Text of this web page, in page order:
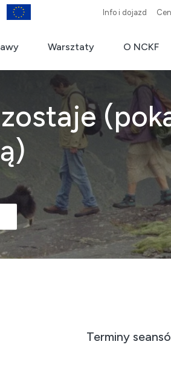
Info i dojazd
Warsztaty O NCKF
Terminy